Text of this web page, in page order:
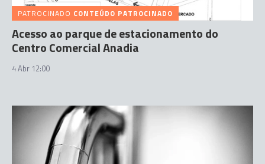
PATROCINADO CONTEÚDO PATROCINADO
Acesso ao parque de estacionamento do
Centro Comercial Anadia
4 Abr 12:00